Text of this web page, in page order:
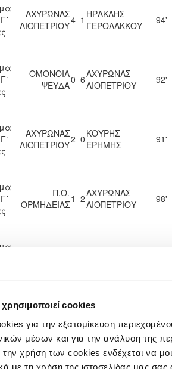
cookies
για την εξατομίκευση
μέσων και για την ανάλυση της
την χρήση των cookies ενδέχεται να
με τη χρήση της ιστοσελίδας μας
ΑΧΥΡΩΝΑΣ
ΛΙΟΠΕΤΡΙΟΥ4 1 ΗΡΑΚΛΗΣ
ΓΕΡΟΛΑΚΚΟΥ
94'
ΟΜΟΝΟΙΑ
ΨΕΥΔΑ0 6ΑΧΥΡΩΝΑΣ
ΛΙΟΠΕΤΡΙΟΥ
92'
ΑΧΥΡΩΝΑΣ
ΛΙΟΠΕΤΡΙΟΥ2 0 ΚΟΥΡΗΣ
ΕΡΗΜΗΣ
91'
Π.Ο.
ΟΡΜΗΔΕΙΑΣ1 2ΑΧΥΡΩΝΑΣ
ΛΙΟΠΕΤΡΙΟΥ
98'
ΧΑΛΚΑΝΟΡΑΣ
ΙΔΑΛΙΟΥ
ΑΧΥΡΩΝΑΣ
ΛΙΟΠΕΤΡΙΟΥ